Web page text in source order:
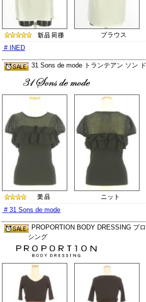
ブラウス
# INED
31 Sons de mode トランテアン ソン
ニット
# 31 Sons de mode
PROPORTION BODY DRESSING プ
シング